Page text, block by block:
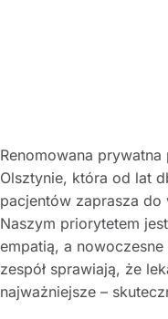
Renomowana
Olsztynie, która od lat
pacjentów zaprasza do
Naszym priorytetem
empatią, a
zespół sprawiają, że
najważniejsze –